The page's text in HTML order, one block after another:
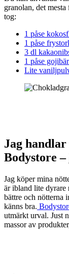
granolan, det
tog:
1 påse
1 påse
3 dl
1 påse
Lite
Jag
Bodystore
Jag köper mina
är ibland lite dyrare
bättre och nötterna
känns bra.
utmärkt urval. Just
massor av